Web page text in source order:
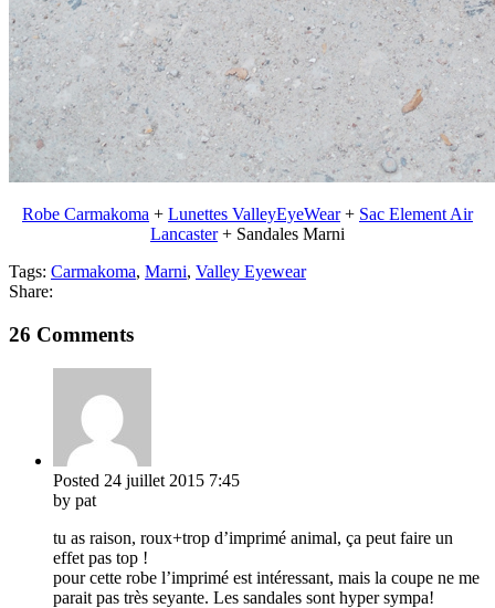
Robe Carmakoma + Lunettes ValleyEyeWear+ Sac Element Air
Lancaster+ Sandales Marni
Tags: Carmakoma, Marni, Valley Eyewear
Share:
26 Comments
Posted 24 juillet 2015 7:45
by pat
tu as raison, roux+trop d’imprimé animal, ça peut faire un
effet pas top !
pour cette robe l’imprimé est intéressant, mais la coupe ne me
parait pas très seyante. Les sandales sont hyper sympa!